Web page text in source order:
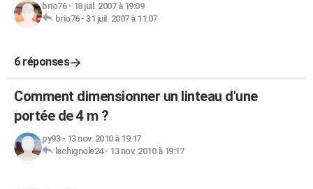
brio76- 18 juil. 2007 à 19:09
brio76- 31 juil. 2007 à 11:07
6 réponses
Comment dimensionner un linteau d'une
portée de 4 m ?
py93- 13 nov. 2010 à 19:17
lachignole24- 13 nov. 2010 à 19:17